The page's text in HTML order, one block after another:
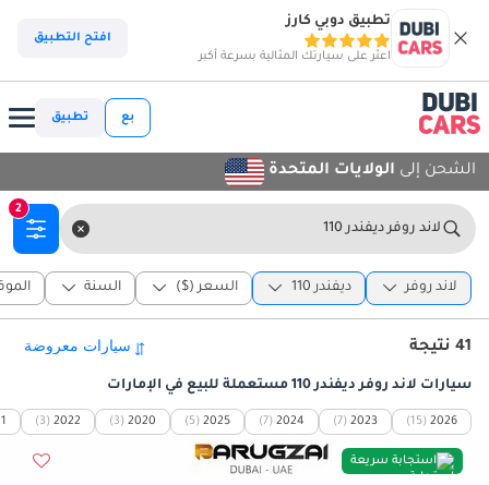
تطبيق دوبي كارز
اعثر على سيارتك المثالية بسرعة أكبر
افتح التطبيق
بع تطبيق
الشحن إلى الولايات المتحدة
لاند روفر ديفندر 110
2
لاند روفر ديفندر 110 السعر ($) السنة
41 نتيجة
سيارات لاند روفر ديفندر 110 مستعملة للبيع في الإمارات
2026
(15)
2023
(7)
2024
(7)
2025
(5)
2020
(3)
2022
(3)
استجابة سريعة